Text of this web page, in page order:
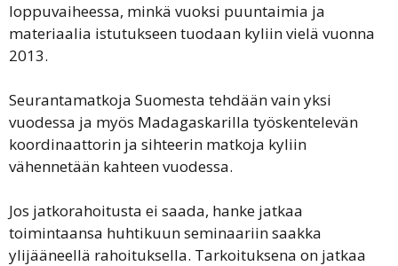
loppuvaiheessa, minkä vuoksi puuntaimia ja
materiaalia istutukseen tuodaan kyliin vielä vuonna
2013.
Seurantamatkoja Suomesta tehdään vain yksi
vuodessa ja myös Madagaskarilla työskentelevän
koordinaattorin ja sihteerin matkoja kyliin
vähennetään kahteen vuodessa.
Jos jatkorahoitusta ei saada, hanke jatkaa
toimintaansa huhtikuun seminaariin saakka
ylijääneellä rahoituksella. Tarkoituksena on jatkaa